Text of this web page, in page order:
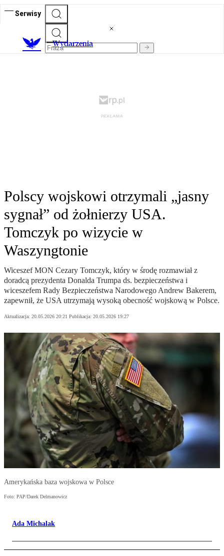
Serwisy
Wydarzenia
Polscy wojskowi otrzymali „jasny
sygnał” od żołnierzy USA.
Tomczyk po wizycie w
Waszyngtonie
Wiceszef MON Cezary Tomczyk, który w środę rozmawiał z
doradcą prezydenta Donalda Trumpa ds. bezpieczeństwa i
wiceszefem Rady Bezpieczeństwa Narodowego Andrew Bakerem,
zapewnił, że USA utrzymają wysoką obecność wojskową w Polsce.
Aktualizacja: 20.05.2026 20:21 Publikacja: 20.05.2026 19:27
Amerykańska baza wojskowa w Polsce
Foto: PAP/Darek Delmanowicz
Ada Michalak